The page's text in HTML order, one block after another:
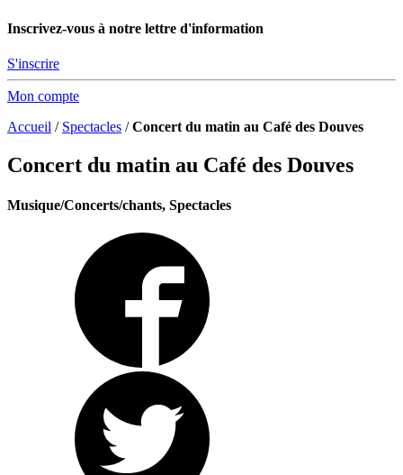
Inscrivez-vous à notre lettre d'information
S'inscrire
Mon compte
Accueil / Spectacles /Concert du matin au Café des Douves
Concert du matin au Café des Douves
Musique/Concerts/chants, Spectacles